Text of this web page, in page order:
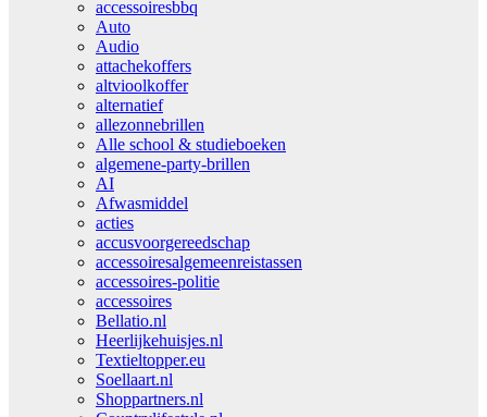
accessoiresbbq
Auto
Audio
attachekoffers
altvioolkoffer
alternatief
allezonnebrillen
Alle school & studieboeken
algemene-party-brillen
AI
Afwasmiddel
acties
accusvoorgereedschap
accessoiresalgemeenreistassen
accessoires-politie
accessoires
Bellatio.nl
Heerlijkehuisjes.nl
Textieltopper.eu
Soellaart.nl
Shoppartners.nl